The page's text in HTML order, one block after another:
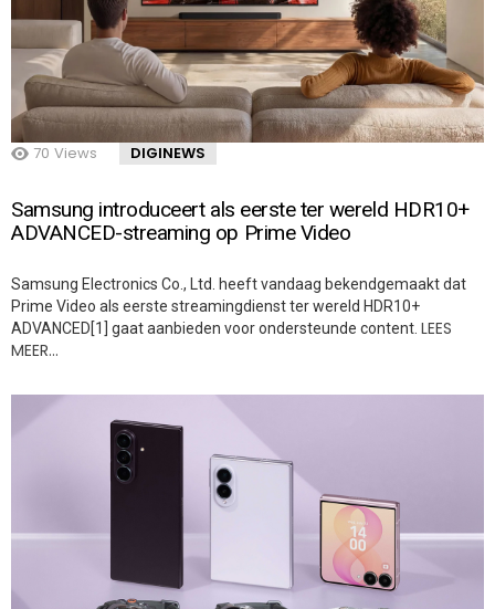
70 Views DIGINEWS
Samsung introduceert als eerste ter wereld HDR10+
ADVANCED-streaming op Prime Video
Samsung Electronics Co., Ltd. heeft vandaag bekendgemaakt dat
Prime Video als eerste streamingdienst ter wereld HDR10+
ADVANCED[1] gaat aanbieden voor ondersteunde content. LEES
MEER…